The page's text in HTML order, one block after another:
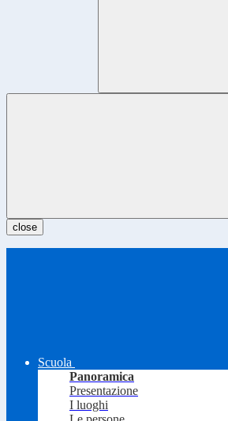
close
Scuola
Panoramica
Presentazione
I luoghi